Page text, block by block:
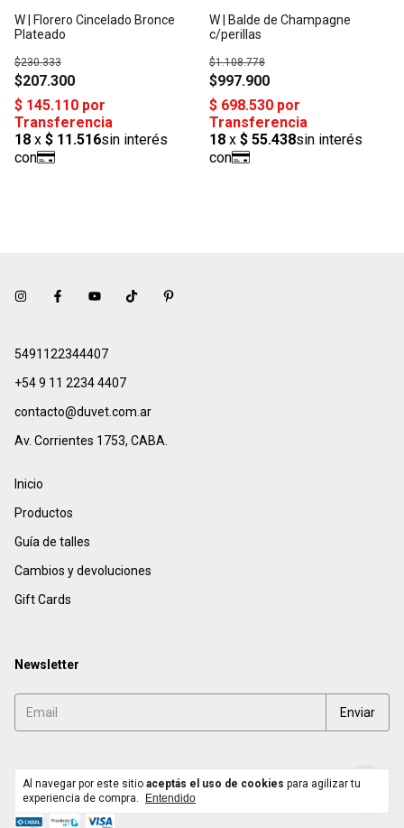
Al navegar por este sitio aceptás el uso de cookies para agilizar tu
experiencia de compra.
Entendido
W | Florero Cincelado Bronce
Plateado
$207.300
$230.333
W | Balde de Champagne
c/perillas
$997.900
$1.108.778
5491122344407
+54 9 11 2234 4407
contacto@duvet.com.ar
Av. Corrientes 1753, CABA.
Inicio
Productos
Guía de talles
Cambios y devoluciones
Gift Cards
Newsletter